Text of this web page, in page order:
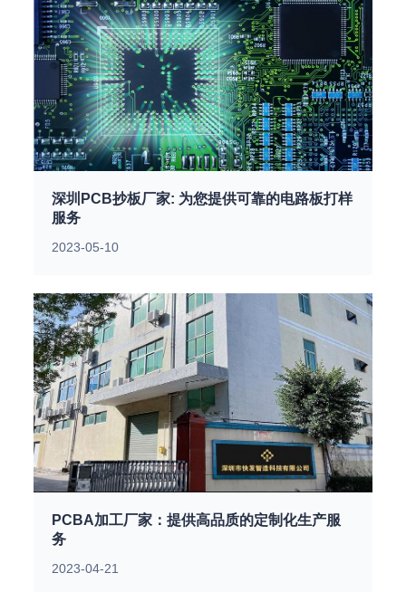
深圳PCB抄板厂家: 为您提供可靠的电路板打样
服务
2023-05-10
PCBA加工厂家：提供高品质的定制化生产服
务
2023-04-21